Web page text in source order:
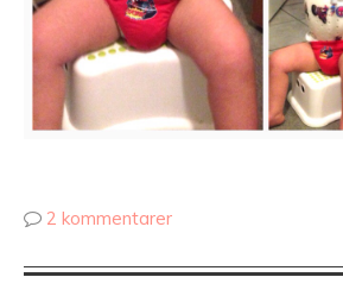
2 kommentarer